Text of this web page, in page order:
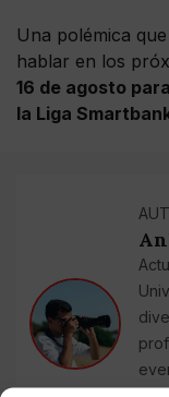
Una polémica
hablar en los
16 de agosto
la Liga